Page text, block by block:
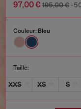
97,00 € 195,00 € -
Couleur: Bleu
Taille:
XXS XS S